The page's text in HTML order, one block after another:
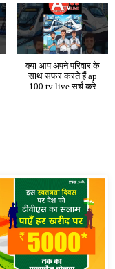
क्या आप अपने परिवार के
साथ सफर करते हैं ap
100 tv live सर्च करे